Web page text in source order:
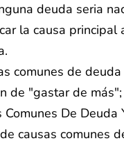
deuda seria
la causa
Comunes De
causas comunes